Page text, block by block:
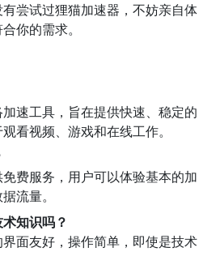
尝试过狸猫加速器，不妨亲自体
你的需求。
速工具，旨在提供快速、稳定的
看视频、游戏和在线工作。
费服务，用户可以体验基本的加
流量。
知识吗？
面友好，操作简单，即使是技术